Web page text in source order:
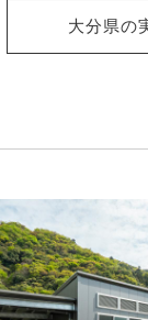
大分県の